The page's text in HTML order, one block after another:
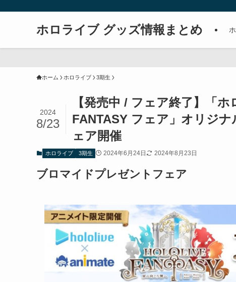
ホロライブ グッズ情報まとめ
ホーム ホロライブ 3期生
【発売中 / フェア終了】「
FANTASY フェア」オリジ
ェア開催
2024
8/23
ホロライブ 3期生 2024年6月24日 2024年8月23日
ブロマイドプレゼントフェア